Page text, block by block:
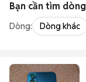
Bạn cần tìm dòng
Dòng: Dòng khác